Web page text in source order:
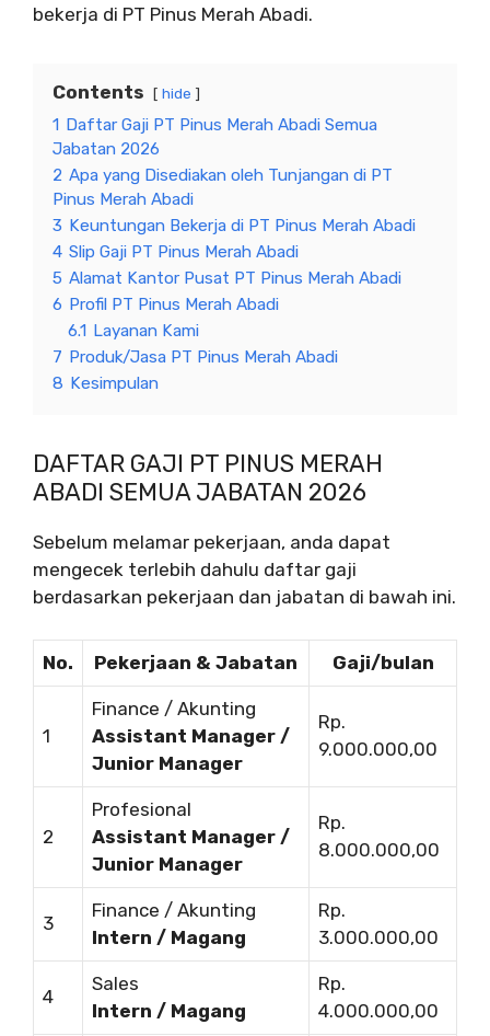
bekerja di PT Pinus Merah Abadi.
Contents hide
1 Daftar Gaji PT Pinus Merah Abadi Semua
Jabatan 2026
2 Apa yang Disediakan oleh Tunjangan di PT
Pinus Merah Abadi
3 Keuntungan Bekerja di PT Pinus Merah Abadi
4 Slip Gaji PT Pinus Merah Abadi
5 Alamat Kantor Pusat PT Pinus Merah Abadi
6 Profil PT Pinus Merah Abadi
6.1 Layanan Kami
7 Produk/Jasa PT Pinus Merah Abadi
8 Kesimpulan
DAFTAR GAJI PT PINUS MERAH
ABADI SEMUA JABATAN 2026
Sebelum melamar pekerjaan, anda dapat
mengecek terlebih dahulu daftar gaji
berdasarkan pekerjaan dan jabatan di bawah ini.
No. Pekerjaan & Jabatan Gaji/bulan
1
Finance / Akunting
Assistant Manager /
Junior Manager
Rp.
9.000.000,00
2
Profesional
Assistant Manager /
Junior Manager
Rp.
8.000.000,00
3
Finance / Akunting
Intern / Magang
Rp.
3.000.000,00
4
Sales
Intern / Magang
Rp.
4.000.000,00